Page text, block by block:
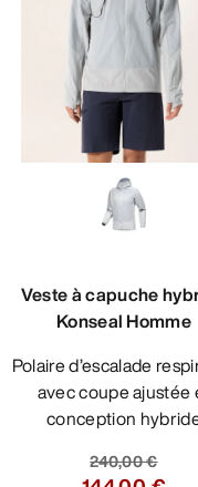
Veste à capuche
Konseal Homme
Polaire d’escalade respirante
avec coupe ajustée
conception
240,00 €